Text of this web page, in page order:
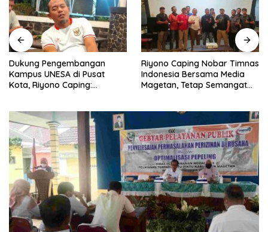
Dukung Pengembangan
Kampus UNESA di Pusat
Kota, Riyono Caping:
Riyono Caping Nobar Timnas
Indonesia Bersama Media
Magetan, Tetap Semangat